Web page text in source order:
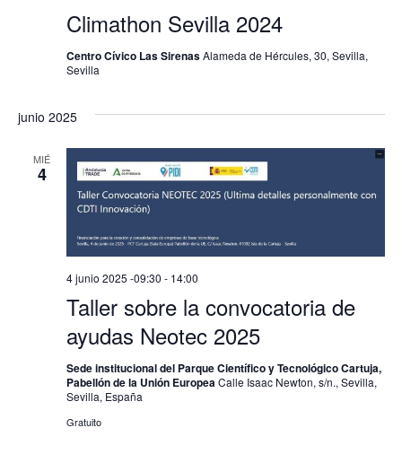
Climathon Sevilla 2024
Centro Cívico Las SirenasAlameda de Hércules, 30, Sevilla,
Sevilla
junio 2025
MIÉ
4
Taller sobre la convocatoria de
ayudas Neotec 2025
4 junio 2025 -09:30 - 14:00
Sede institucional del Parque Científico y Tecnológico Cartuja,
Pabellón de la Unión Europea Calle Isaac Newton, s/n., Sevilla,
Sevilla, España
Gratuito